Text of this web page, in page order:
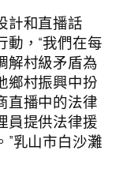
計和直播話
，“我們在每
解村級矛盾為
鄉村振興中扮
直播中的法律
員提供法律援
乳山市白沙灘